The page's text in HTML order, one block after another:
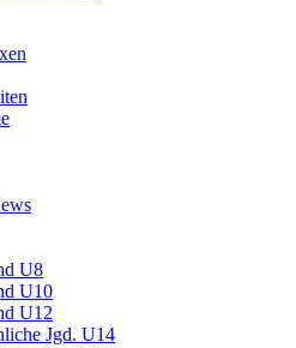
U8
U10
U12
Jgd. U14